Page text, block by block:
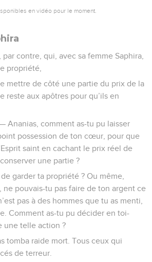
en vidéo pour le moment.
contre, qui, avec sa femme Saphira,
propriété,
mettre de côté une partie du prix de la
reste aux apôtres pour qu’ils en
Ananias, comment as-tu pu laisser
possession de ton cœur, pour que
saint en cachant le prix réel de
une partie ?
garder ta propriété ? Ou même,
ne pouvais-tu pas faire de ton argent ce
pas à des hommes que tu as menti,
Comment as-tu pu décider en toi-
une telle action ?
tomba raide mort. Tous ceux qui
de terreur.